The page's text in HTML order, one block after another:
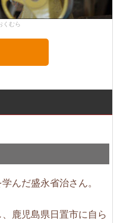
くむら
んだ盛永省治さん。
鹿児島県日置市に自ら